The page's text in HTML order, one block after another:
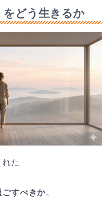
をどう生きるか
た
ごすべきか。